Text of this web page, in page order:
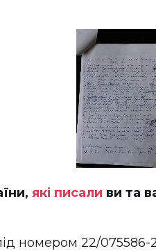
які писали ви та
номером 22/075586-